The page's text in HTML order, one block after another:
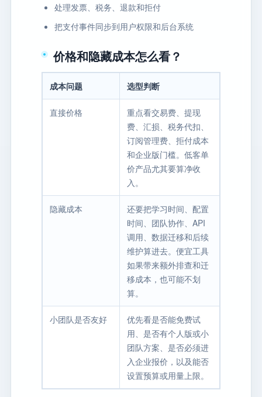
处理发票、税务、退款和拒付
把支付事件同步到用户权限和后台系统
价格和隐藏成本怎么看？
成本问题 选型判断
直接价格
重点看交易费、提现
费、汇损、税务代扣、
订阅管理费、拒付成本
和企业版门槛。低客单
价产品尤其要算净收
入。
隐藏成本
还要把学习时间、配置
时间、团队协作、API
调用、数据迁移和后续
维护算进去。便宜工具
如果带来额外排查和迁
移成本，也可能不划
算。
小团队是否友好
优先看是否能免费试
用、是否有个人版或小
团队方案、是否必须进
入企业报价，以及能否
设置预算或用量上限。